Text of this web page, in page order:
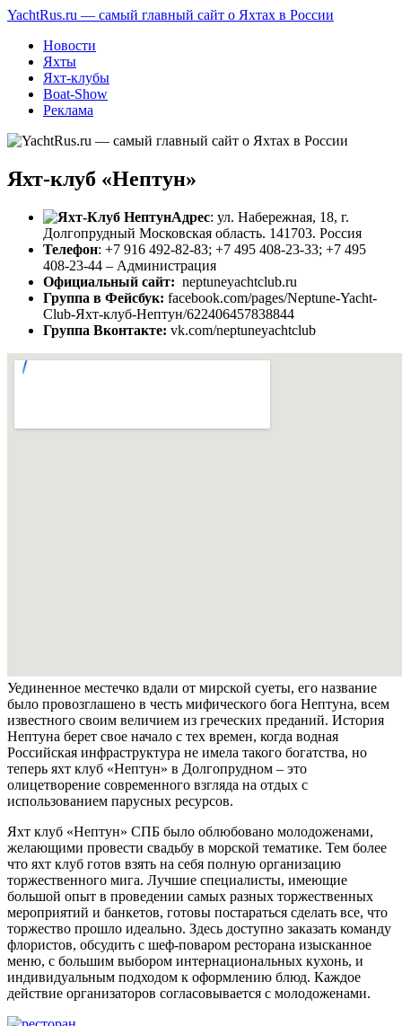
YachtRus.ru — самый главный сайт о Яхтах в России
Новости
Яхты
Яхт-клубы
Boat-Show
Реклама
Яхт-клуб «Нептун»
Адрес: ул. Набережная, 18, г.
Долгопрудный Московская область. 141703. Россия
Телефон: +7 916 492-82-83; +7 495 408-23-33; +7 495
408-23-44 – Администрация
Официальный сайт: neptuneyachtclub.ru
Группа в Фейсбук: facebook.com/pages/Neptune-Yacht-
Club-Яхт-клуб-Нептун/622406457838844
Группа Вконтакте: vk.com/neptuneyachtclub
Уединенное местечко вдали от мирской суеты, его название
было провозглашено в честь мифического бога Нептуна, всем
известного своим величием из греческих преданий. История
Нептуна берет свое начало с тех времен, когда водная
Российская инфраструктура не имела такого богатства, но
теперь яхт клуб «Нептун» в Долгопрудном – это
олицетворение современного взгляда на отдых с
использованием парусных ресурсов.
Яхт клуб «Нептун» СПБ было облюбовано молодоженами,
желающими провести свадьбу в морской тематике. Тем более
что яхт клуб готов взять на себя полную организацию
торжественного мига. Лучшие специалисты, имеющие
большой опыт в проведении самых разных торжественных
мероприятий и банкетов, готовы постараться сделать все, что
торжество прошло идеально. Здесь доступно заказать команду
флористов, обсудить с шеф-поваром ресторана изысканное
меню, с большим выбором интернациональных кухонь, и
индивидуальным подходом к оформлению блюд. Каждое
действие организаторов согласовывается с молодоженами.